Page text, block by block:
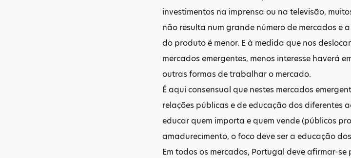
investimentos na imprensa ou na televisão,
não resulta num grande número de mercados e
do produto é menor. E à medida que nos
mercados emergentes, menos interesse haverá
outras formas de trabalhar o mercado.
É aqui consensual que nestes mercados
relações públicas e de educação dos diferentes
educar quem importa e quem vende (públicos
amadurecimento, o foco deve ser a educação
Em todos os mercados, Portugal deve afirmar-